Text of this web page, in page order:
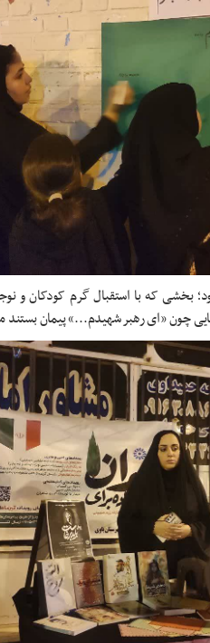
بخشی که با استقبال گرم کودکان و
چون «ای رهبر شهیدم...» پیمان بستند